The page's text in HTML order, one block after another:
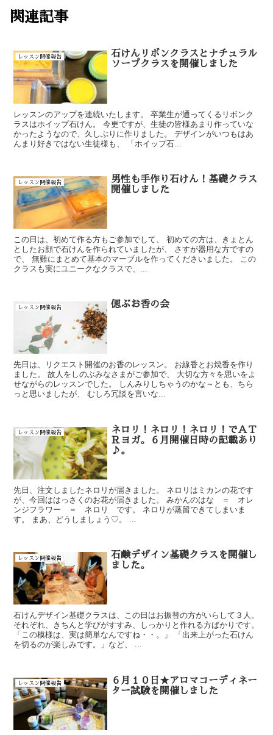
関連記事
レッスン開催報告
石けんリボンクラスとナチュラル
ソープクラスを開催しました
レッスンのアップを連続いたします。 卒業生が通ってくるリボンク
ラスはホイップ石けん。 今更ですが、生徒の皆様あまり作っていな
かったようなので、久しぶりに作りました。 デザインがいつもはあ
んまり好きではない生徒様も、 「ホイップ石...
レッスン開催報告
男性も手作り石けん！基礎クラス
開催しました
この日は、初めて作る方もご参加でして、 初めての方は、きょとん
としたお顔で石けんを作られていましたが、 さすが器用な方ですの
で、 無難にまとめて基本のマーブルを作ってくださいました。 この
クラスも実にユニークなクラスで、...
レッスン開催報告 偲ぶお香の会
先日は、リクエスト開催のお香のレッスン。 お線香とお焼香を作り
ました。 故人をしのぶみなさまがご参加で、 大切な方々を思いをよ
せながらのレッスンでした。 しんみりしちゃうのかな～とも、ちら
っと思いましたが、 むしろ冗談を言いな...
レッスン開催報告
ネロリ！ネロリ！ネロリ！でＡＴ
Ｒヨガ。６月開催日時の記載あり
♪。
先日、注文しましたネロリが届きました。 ネロリはミカンの花です
が、今回ははっさくのお花が届きました。 みかんのはな ＝ オレ
ンジフラワー ＝ ネロリ です。 ネロリが蒸留できてしまいま
す。 まあ、どうしましょう♡。 ...
レッスン開催報告
石鹸デザイン基礎クラスを開催し
ました。
石けんデザイン基礎クラスは、この日はお振替の方がいらして３人。
それぞれ、きちんと学びがすすみ、しっかりと作れる方ばかりです。
「この模様は、実は簡単なんですね・・。」 「出来上がった石けん
を切るのが楽しみです。」など、 ...
レッスン開催報告
６月１０日★アロマコーディネー
ター試験を開催しました